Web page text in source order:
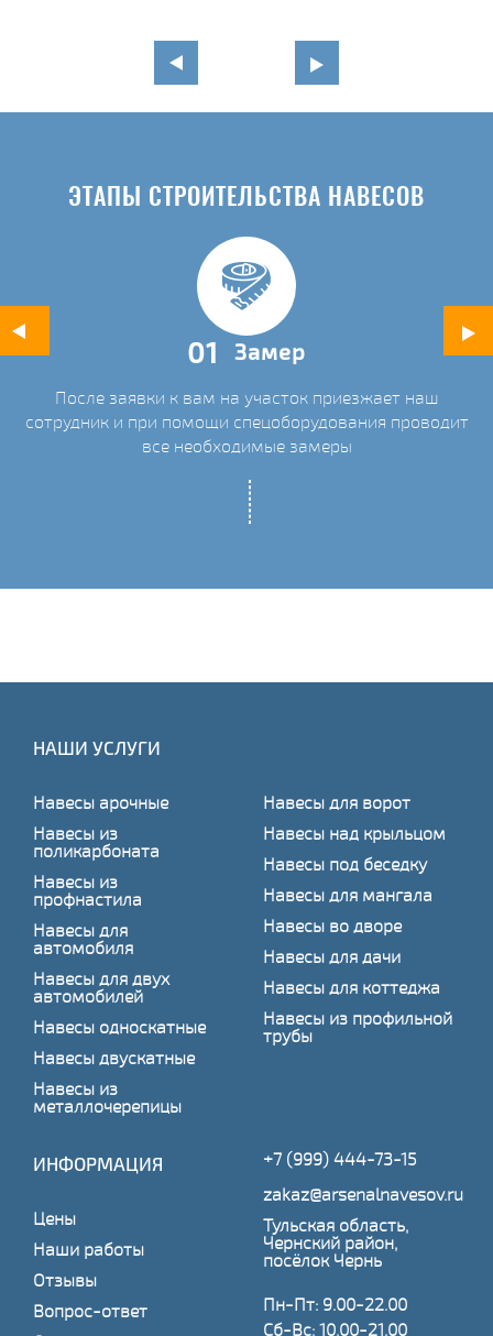
ЭТАПЫ СТРОИТЕЛЬСТВА НАВЕСОВ
01 Замер
После заявки к вам на участок приезжает наш
сотрудник и при помощи спецоборудования проводит
все необходимые замеры
НАШИ УСЛУГИ
Навесы арочные
Навесы из
поликарбоната
Навесы из
профнастила
Навесы для
автомобиля
Навесы для двух
автомобилей
Навесы односкатные
Навесы двускатные
Навесы из
металлочерепицы
Навесы для ворот
Навесы над крыльцом
Навесы под беседку
Навесы для мангала
Навесы во дворе
Навесы для дачи
Навесы для коттеджа
Навесы из профильной
трубы
ИНФОРМАЦИЯ
Цены
Наши работы
Отзывы
Вопрос-ответ
+7 (999) 444-73-15
zakaz@arsenalnavesov.ru
Тульская область,
Чернский район,
посёлок Чернь
Пн-Пт: 9.00-22.00
Сб-Вс: 10.00-21.00